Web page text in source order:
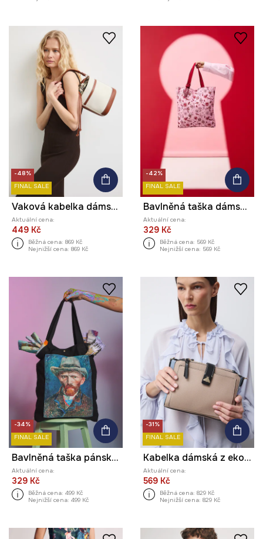
-48%
FINAL SALE
Vaková kabelka dámská
Aktuální cena:
449 Kč
Běžná cena: 869 Kč
Nejnižší cena: 869 Kč
-42%
FINAL SALE
Bavlněná taška dámská z kolekce Valentine’s Day
Aktuální cena:
329 Kč
Běžná cena: 569 Kč
Nejnižší cena: 569 Kč
-34%
FINAL SALE
Bavlněná taška pánská ze speciální kolekce Eviva L'arte
Aktuální cena:
329 Kč
Běžná cena: 499 Kč
Nejnižší cena: 499 Kč
-31%
FINAL SALE
Kabelka dámská z ekokůže
Aktuální cena:
569 Kč
Běžná cena: 829 Kč
Nejnižší cena: 829 Kč